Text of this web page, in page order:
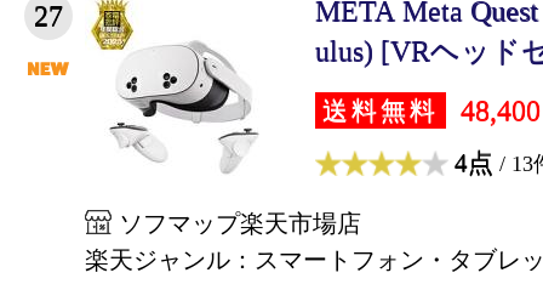
27
META Meta
ulus) [VRヘッド
送料無料
4点 / 13
ソフマップ楽天市場店
楽天ジャンル：スマートフォン・タブレ